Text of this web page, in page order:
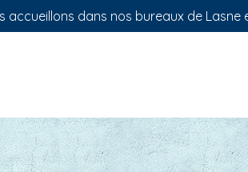
dans nos bureaux de Lasne